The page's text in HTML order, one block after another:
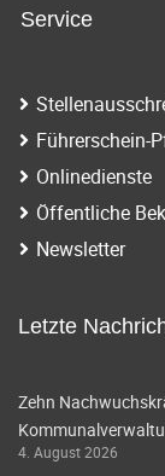
Service
Führerschein-
Onlinedienste
Öffentliche
Newsletter
Letzte
Zehn
4. August 2026